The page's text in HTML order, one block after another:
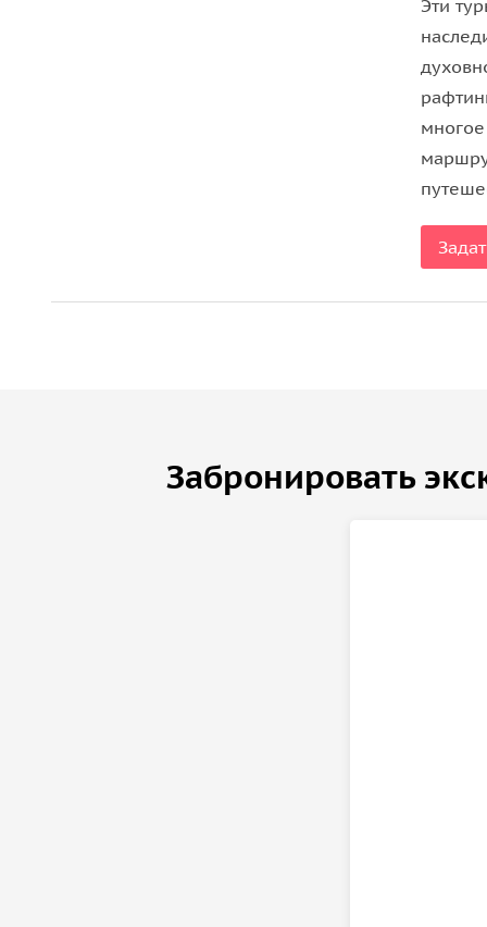
Теперь, после знакомства с великолепной
в Дели на вашем личном роскошном
• Пожалуйста, имейте при себе действительное
Эти
Забронировать